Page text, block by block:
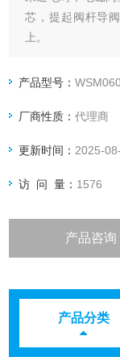
芯，提起阀杆导
上。
产品型号：
厂商性质：代理商
更新时间： 2025-
访 问 量： 1576
产品咨询
产品分类